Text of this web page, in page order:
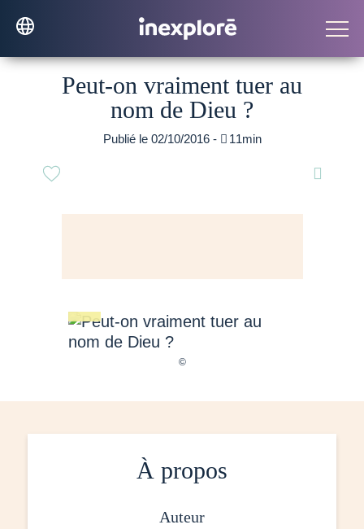
Peut-on vraiment tuer au
nom de Dieu ?
Publié le 02/10/2016 -  11min

À propos
auteur